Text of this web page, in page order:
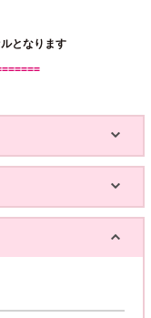
となります